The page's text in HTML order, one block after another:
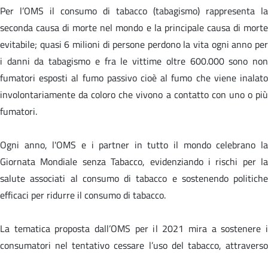
Per l’OMS il consumo di tabacco (tabagismo) rappresenta la
seconda causa di morte nel mondo e la principale causa di morte
evitabile; quasi 6 milioni di persone perdono la vita ogni anno per
i danni da tabagismo e fra le vittime oltre 600.000 sono non
fumatori esposti al fumo passivo cioè al fumo che viene inalato
involontariamente da coloro che vivono a contatto con uno o più
fumatori.
Ogni anno, l'OMS e i partner in tutto il mondo celebrano la
Giornata Mondiale senza Tabacco, evidenziando i rischi per la
salute associati al consumo di tabacco e sostenendo politiche
efficaci per ridurre il consumo di tabacco.
La tematica proposta dall’OMS per il 2021 mira a sostenere i
consumatori nel tentativo cessare l’uso del tabacco, attraverso